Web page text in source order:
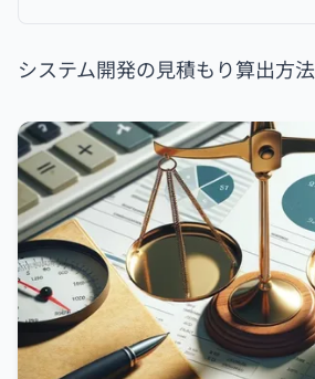
システム開発の見積もり算出方法